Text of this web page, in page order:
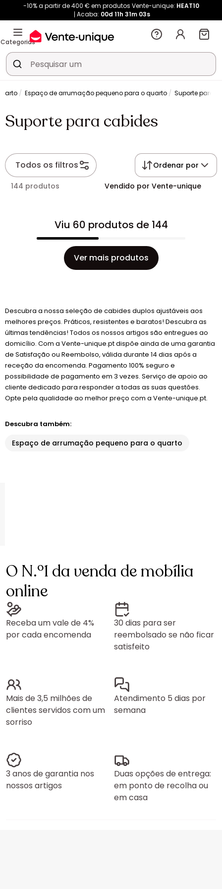
-10% a partir de 400 € em produtos Vente-unique: HEAT10
Acaba: 00d 11h 31m 03s
Categorias
Espaço de arrumação pequeno para o quarto Suporte para
Suporte para cabides
Todos os filtros Ordenar por
144 produtos Vendido por Vente-unique
Viu 60 produtos de 144
Ver mais produtos
Descubra a nossa seleção de cabides duplos ajustáveis aos
melhores preços. Práticos, resistentes e baratos! Descubra as
últimas tendências! Todos os nossos artigos são entregues ao
domicílio. Com a Vente-unique.pt dispõe ainda de uma garantia
de Satisfação ou Reembolso, válida durante 14 dias após a
receção da encomenda. Pagamento 100% seguro e
possibilidade de pagamento em 3 vezes. Serviço de apoio ao
cliente dedicado para responder a todas as suas questões.
Opte pela qualidade ao melhor preço com a Vente-unique.pt.
Descubra também:
Espaço de arrumação pequeno para o quarto
O N.º1 da venda de mobília
online
Receba um vale de 4%
por cada encomenda
30 dias para ser
reembolsado se não ficar
satisfeito
Mais de 3,5 milhões de
clientes servidos com um
sorriso
Atendimento 5 dias por
semana
3 anos de garantia nos
nossos artigos
Duas opções de entrega:
em ponto de recolha ou
em casa